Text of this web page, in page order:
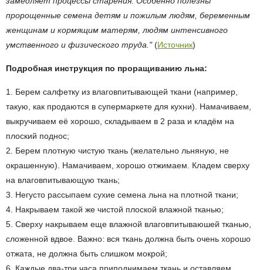
пророщенные семена детям и пожилым людям, беременным
женщинам и кормящим матерям, людям интенсивного
умственного и физического труда."(Источник)
Подробная инструкция по проращиванию льна:
1. Берем салфетку из влаговпитывающей ткани (например,
такую, как продаются в супермаркете для кухни). Намачиваем,
выкручиваем её хорошо, складываем в 2 раза и кладём на
плоский поднос;
2. Берем плотную чистую ткань (желательно льняную, не
окрашенную). Намачиваем, хорошо отжимаем. Кладем сверху
на влаговпитывающую ткань;
3. Негусто рассыпаем сухие семена льна на плотной ткани;
4. Накрываем такой же чистой плоской влажной тканью;
5. Сверху накрываем еще влажной влаговпитываюшей тканью,
сложенной вдвое. Важно: вся ткань должна быть очень хорошо
отжата, не должна быть слишком мокрой;